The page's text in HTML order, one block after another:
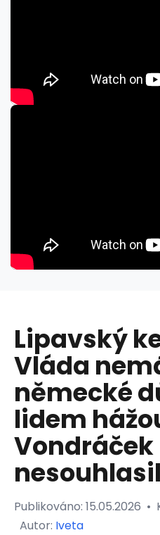
Lipavský
Vláda
německé
lidem
Vondráček
nesouhlasil
Publikováno: 15.05.2026 •
Autor: Iveta